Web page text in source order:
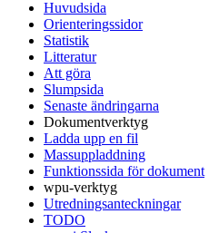
Huvudsida
Orienteringssidor
Statistik
Litteratur
Att göra
Slumpsida
Senaste ändringarna
Dokumentverktyg
Ladda upp en fil
Massuppladdning
Funktionssida för dokument
wpu-verktyg
Utredningsanteckningar
TODO